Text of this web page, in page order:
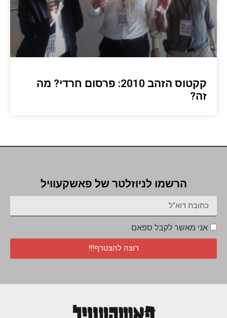
קקטוס הזהב 2010: פרסום חרדי? מה
זה?
הרשמו לניוזלטר של פאשקעוויל
אני מאשר לקבל ספאם
רוצה להצטרף!!!